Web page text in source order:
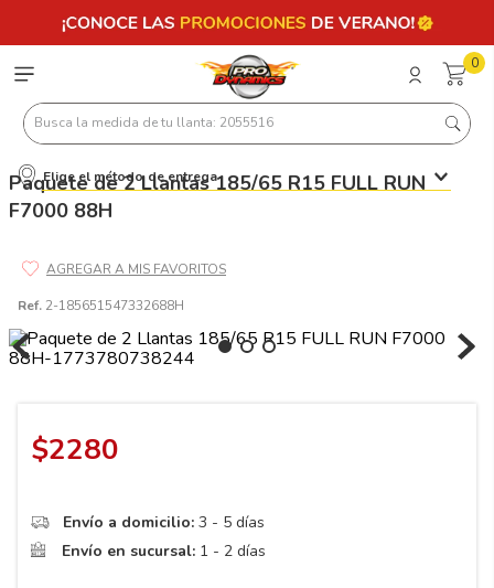
0
Busca la medida de tu llanta: 2055516
Elige el método de entrega
Paquete de 2 Llantas 185/65 R15 FULL RUN
F7000 88H
Ref. 2-185651547332688H
$2280
Envío a domicilio: 3 - 5 días
Envío en sucursal: 1 - 2 días
Términos más buscados
4. 215